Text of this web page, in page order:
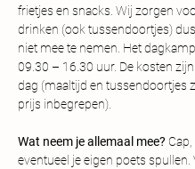
frietjes en snacks. Wij zorgen
drinken (ook tussendoortjes)
niet mee te nemen. Het
09.30 – 16.30 uur. De kosten
dag (maaltijd en tussendoortjes
prijs inbegrepen).
Wat neem je allemaal mee? Cap,
eventueel je eigen poets spullen.